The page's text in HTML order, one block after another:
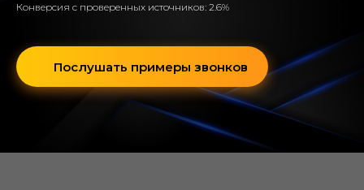
Конверсия с проверенных источников: 2.6%
Послушать примеры звонков